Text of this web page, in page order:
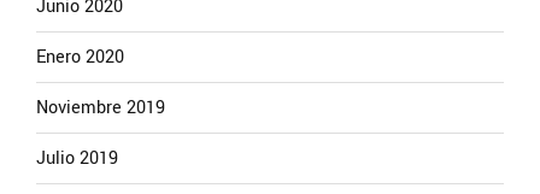
Junio 2020
Enero 2020
Noviembre 2019
Julio 2019